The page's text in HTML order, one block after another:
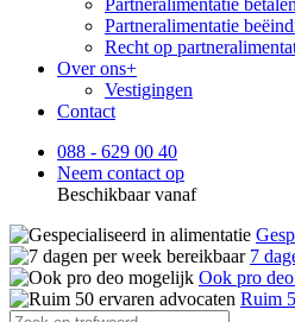
Partneralimentatie betalen
Partneralimentatie
Recht op
Over ons+
Vestigingen
Contact
088 - 629 00 40
Neem contact op
Beschikbaar vanaf
7
Ook pro
Ruim